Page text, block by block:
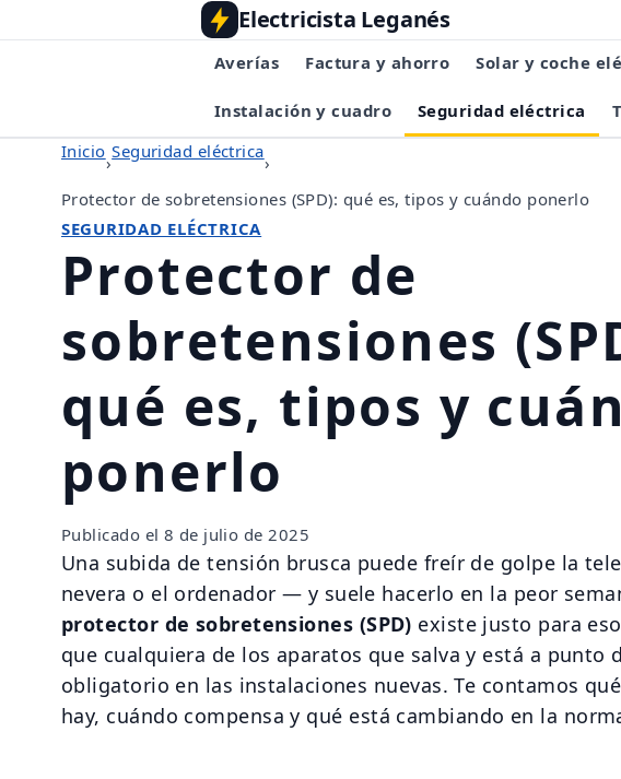
Electricista Leganés
Averías Factura y ahorro Solar y coche
Instalación y cuadro Seguridad eléctrica
Inicio
›
Seguridad eléctrica
›
Protector de sobretensiones (SPD): qué es, tipos y cuándo ponerlo
SEGURIDAD ELÉCTRICA
Protector de
sobretensiones
qué es, tipos y
ponerlo
Publicado el 8 de julio de 2025
Una subida de tensión brusca puede freír de golpe la
nevera o el ordenador — y suele hacerlo en la peor
protector de sobretensiones (SPD) existe justo para
que cualquiera de los aparatos que salva y está a punto
obligatorio en las instalaciones nuevas. Te contamos
hay, cuándo compensa y qué está cambiando en la